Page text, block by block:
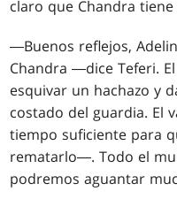
claro que Chandra
―Buenos reflejos,
Chandra ―dice Teferi.
esquivar un hachazo y
costado del guardia. El
tiempo suficiente para
rematarlo―. Todo el
podremos aguantar